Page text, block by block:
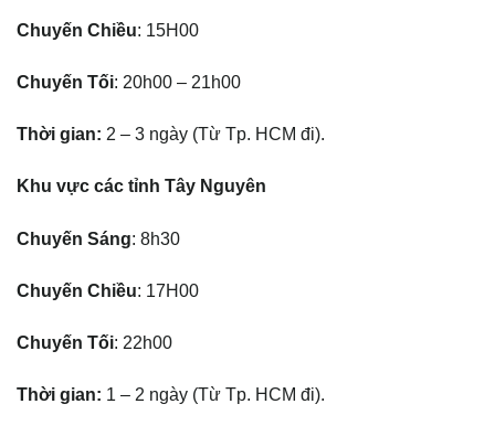
Chuyến Chiều: 15H00
Chuyến Tối: 20h00 – 21h00
Thời gian: 2 – 3 ngày (Từ Tp. HCM đi).
Khu vực các tỉnh Tây Nguyên
Chuyến Sáng: 8h30
Chuyến Chiều: 17H00
Chuyến Tối: 22h00
Thời gian: 1 – 2 ngày (Từ Tp. HCM đi).